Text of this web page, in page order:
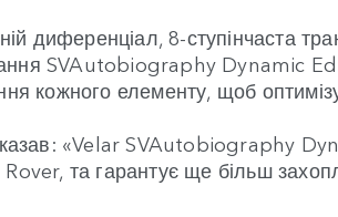
диференціал, 8-ступінчаста
SVAutobiography Dynamic
елементу, щоб
«Velar SVAutobiography
Rover, та гарантує ще більш